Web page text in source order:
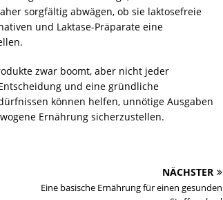
sorgfältig abwägen, ob sie laktosefreie
und Laktase-Präparate eine
zwar boomt, aber nicht jeder
und eine gründliche
können helfen, unnötige Ausgaben
Ernährung sicherzustellen.
NÄCHSTER
Eine basische Ernährung für einen gesunden